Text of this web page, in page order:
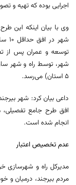
اجرایی بوده که تهیه و
وی با بیان اینکه این
توسعه و عمران پس از
شهر، توسط راه و شهر
۵ استان) می‌رسد.
داعی بیان کرد: شهر
افق طرح جامع تفصیلی،
انجام شده است.
عدم تخصیص اعتبار
مدیرکل راه و شهرسازی
مردم بیرجند، درمیان